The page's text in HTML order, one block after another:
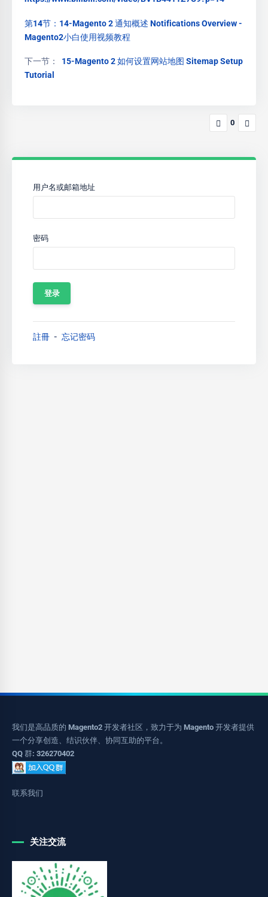
第14节：14-Magento 2 通知概述 Notifications Overview -
Magento2小白使用视频教程
下一节： 15-Magento 2 如何设置网站地图 Sitemap Setup
Tutorial
0
用户名或邮箱地址
密码
註冊 忘记密码
我们是高品质的 Magento2 开发者社区，致力于为 Magento 开发者提供
一个分享创造、结识伙伴、协同互助的平台。
QQ 群: 326270402
联系我们
关注交流